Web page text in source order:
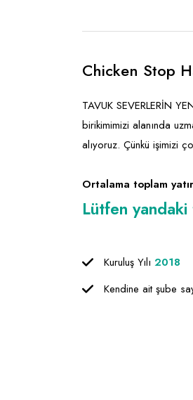
Chicken Stop
TAVUK SEVERLERİN
birikimimizi alanında
alıyoruz. Çünkü işimizi
Ortalama toplam
Lütfen
Kuruluş Yılı 2018
Kendine ait şube